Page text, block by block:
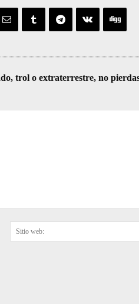
trol o extraterrestre, no
Correo
electrónico:*